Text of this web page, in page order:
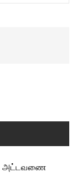
அட்டவணை